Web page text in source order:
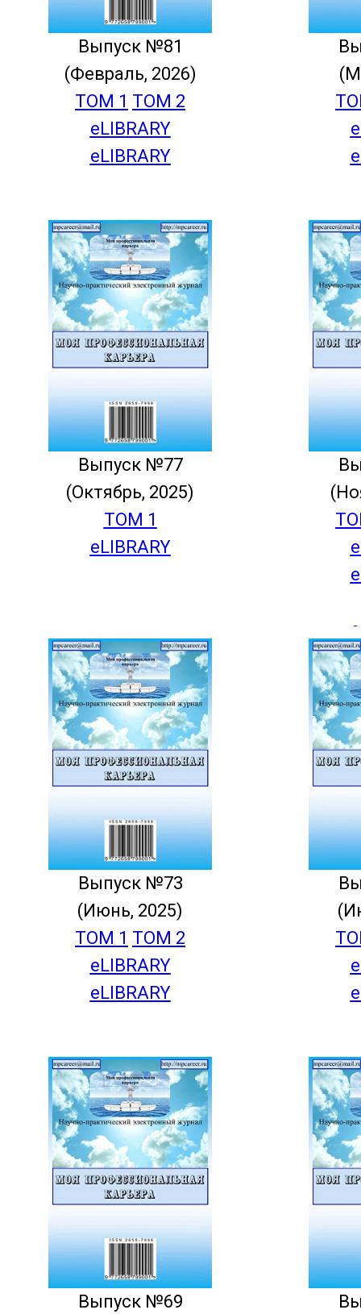
Выпуск №81
(Февраль, 2026)
ТОМ 1 ТОМ 2
eLIBRARY
eLIBRARY
Выпуск №77
(Октябрь, 2025)
ТОМ 1
eLIBRARY
Выпуск №73
(Июнь, 2025)
ТОМ 1 ТОМ 2
eLIBRARY
eLIBRARY
Выпуск №69